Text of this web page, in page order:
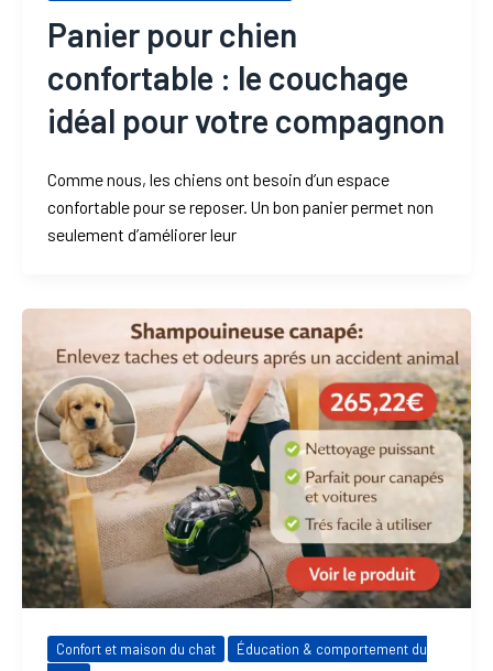
Panier pour chien
confortable : le couchage
idéal pour votre compagnon
Comme nous, les chiens ont besoin d’un espace
confortable pour se reposer. Un bon panier permet non
seulement d’améliorer leur
Confort et maison du chat
Éducation & comportement du